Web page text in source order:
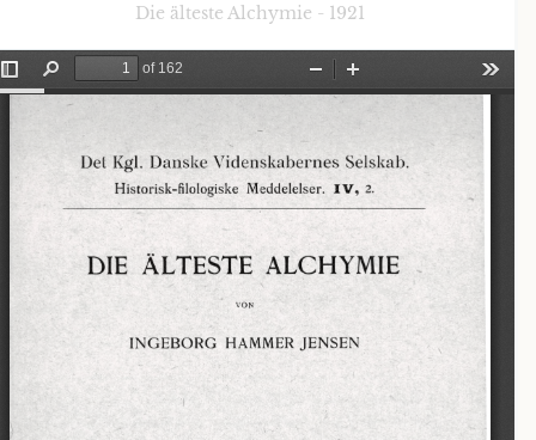
Die älteste Alchymie - 1921